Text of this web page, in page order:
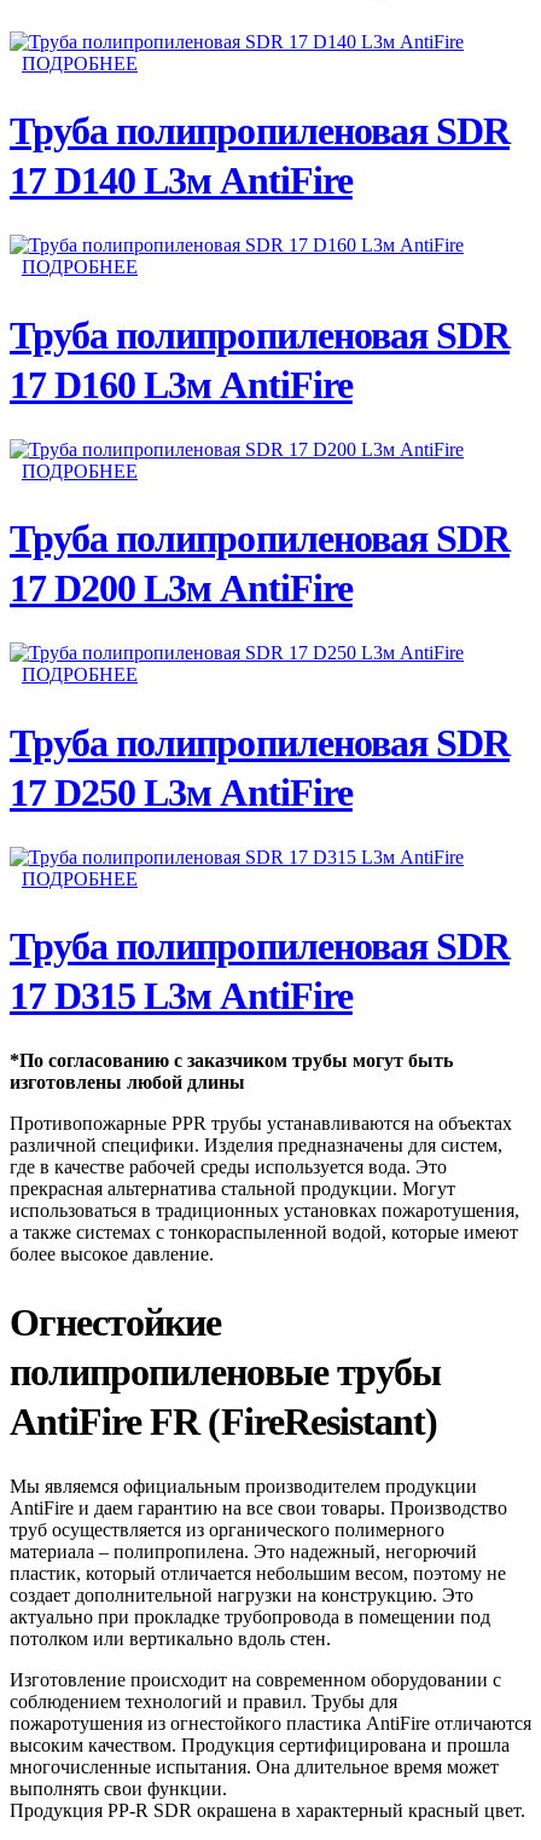
ПОДРОБНЕЕ
Труба полипропиленовая SDR
17 D140 L3м AntiFire
ПОДРОБНЕЕ
Труба полипропиленовая SDR
17 D160 L3м AntiFire
ПОДРОБНЕЕ
Труба полипропиленовая SDR
17 D200 L3м AntiFire
ПОДРОБНЕЕ
Труба полипропиленовая SDR
17 D250 L3м AntiFire
ПОДРОБНЕЕ
Труба полипропиленовая SDR
17 D315 L3м AntiFire
*По согласованию с заказчиком трубы могут быть
изготовлены любой длины
Противопожарные PPR трубы устанавливаются на объектах
различной специфики. Изделия предназначены для систем,
где в качестве рабочей среды используется вода. Это
прекрасная альтернатива стальной продукции. Могут
использоваться в традиционных установках пожаротушения,
а также системах с тонкораспыленной водой, которые имеют
более высокое давление.
Огнестойкие
полипропиленовые трубы
AntiFire FR (FireResistant)
Мы являемся официальным производителем продукции
AntiFire и даем гарантию на все свои товары. Производство
труб осуществляется из органического полимерного
материала – полипропилена. Это надежный, негорючий
пластик, который отличается небольшим весом, поэтому не
создает дополнительной нагрузки на конструкцию. Это
актуально при прокладке трубопровода в помещении под
потолком или вертикально вдоль стен.
Изготовление происходит на современном оборудовании с
соблюдением технологий и правил. Трубы для
пожаротушения из огнестойкого пластика AntiFire отличаются
высоким качеством. Продукция сертифицирована и прошла
многочисленные испытания. Она длительное время может
выполнять свои функции.
Продукция PP-R SDR окрашена в характерный красный цвет.